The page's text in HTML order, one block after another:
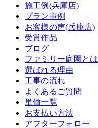
施工例(兵庫店)
プラン事例
お客様の声(兵庫店)
受賞作品
ブログ
ファミリー庭園とは
選ばれる理由
工事の流れ
よくあるご質問
単価一覧
お支払い方法
アフターフォロー